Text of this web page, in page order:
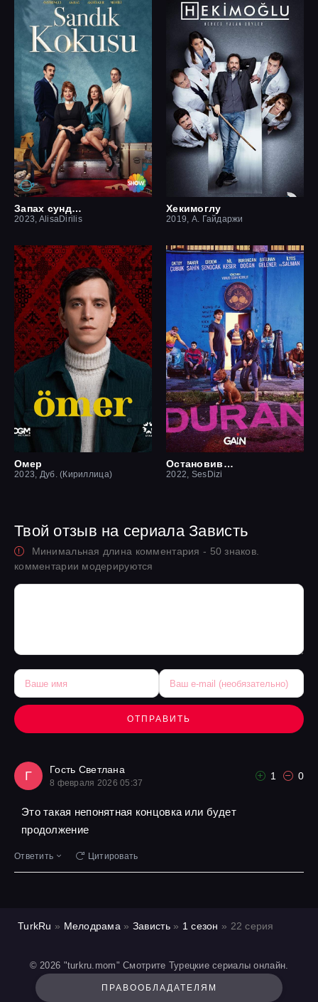
Запах сундука
2023, AlisaDirilis
Хекимоглу
2019, А. Гайдаржи
Омер
2023, Дуб. (Кириллица)
Остановившийся
2022, SesDizi
Твой отзыв на сериала Зависть
Минимальная длина комментария - 50 знаков.
комментарии модерируются
ОТПРАВИТЬ
Г Гость Светлана
8 февраля 2026 05:37
1 0
Это такая непонятная концовка или будет
продолжение
Ответить Цитировать
TurkRu » Мелодрама » Зависть» 1 сезон » 22 серия
© 2026 "turkru.mom" Смотрите Турецкие сериалы онлайн.
ПРАВООБЛАДАТЕЛЯМ